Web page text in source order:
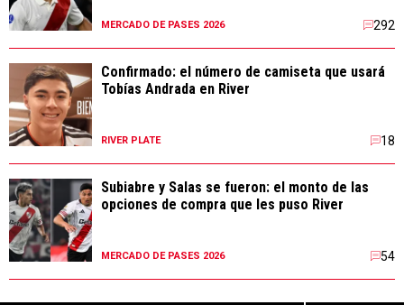
MERCADO DE PASES 2026 292
Confirmado: el número de camiseta que usará
Tobías Andrada en River
RIVER PLATE 18
Subiabre y Salas se fueron: el monto de las
opciones de compra que les puso River
MERCADO DE PASES 2026 54